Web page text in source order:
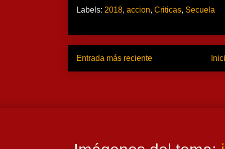
Labels: 2018, accion, Criticas, Secuela
Entrada más reciente